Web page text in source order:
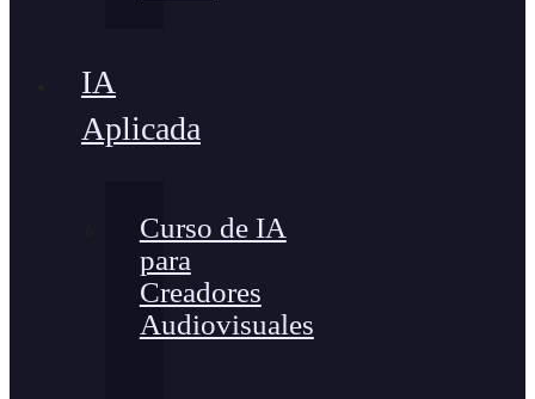
IA
Aplicada
Curso de IA
para
Creadores
Audiovisuales